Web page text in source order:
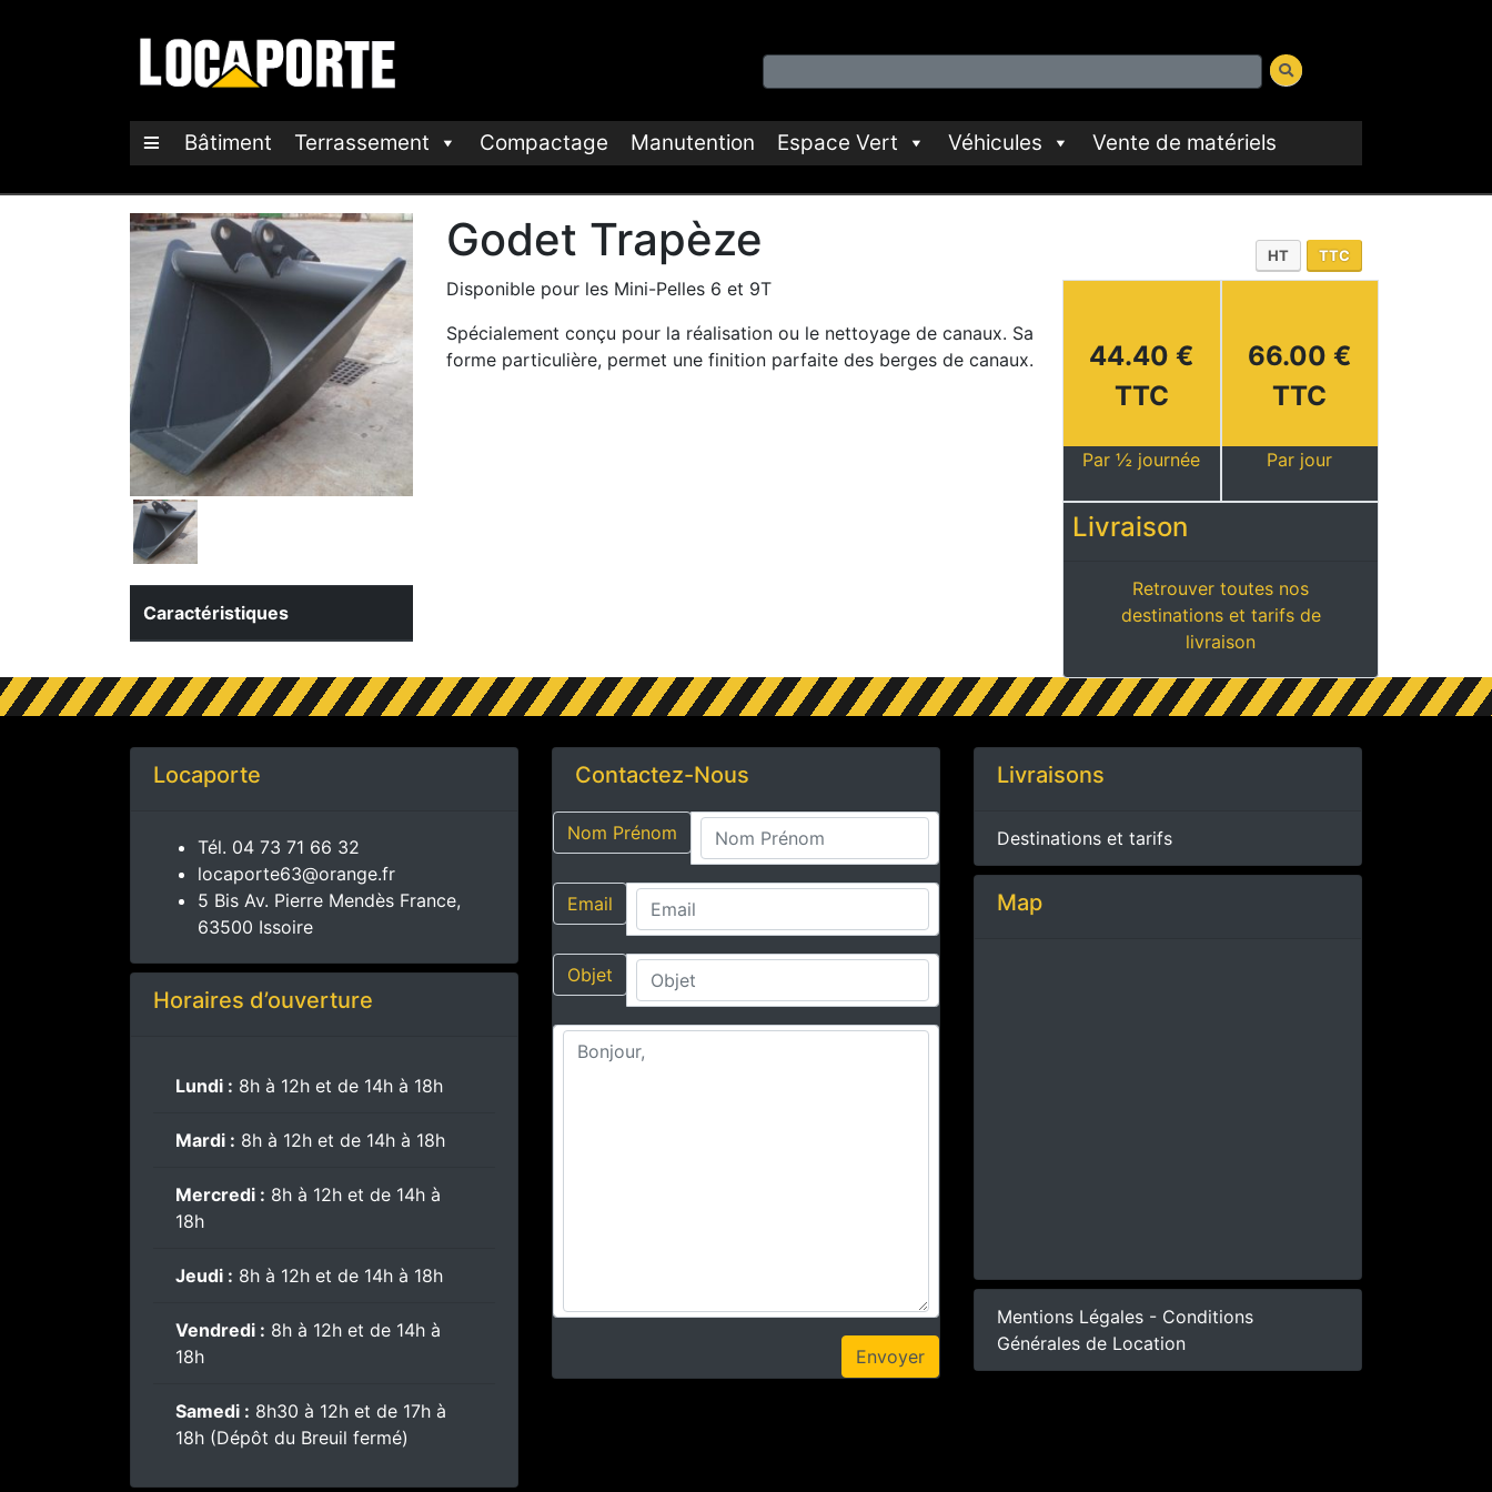
Bâtiment Terrassement Compactage Manutention Espace Vert Véhicules Vente de matériels
Caractéristiques
Godet Trapèze
Disponible pour les Mini-Pelles 6 et 9T
Spécialement conçu pour la réalisation ou le nettoyage de canaux. Sa
forme particulière, permet une finition parfaite des berges de canaux.
HT TTC
44.40 €
TTC
Par ½ journée
66.00 €
TTC
Par jour
Livraison
Retrouver toutes nos
destinations et tarifs de
livraison
Locaporte
Tél. 04 73 71 66 32
locaporte63@orange.fr
5 Bis Av. Pierre Mendès France,
63500 Issoire
Horaires d’ouverture
Lundi : 8h à 12h et de 14h à 18h
Mardi : 8h à 12h et de 14h à 18h
Mercredi : 8h à 12h et de 14h à
18h
Jeudi : 8h à 12h et de 14h à 18h
Vendredi : 8h à 12h et de 14h à
18h
Samedi : 8h30 à 12h et de 17h à
18h (Dépôt du Breuil fermé)
Contactez-Nous
Nom Prénom
Email
Objet
Livraisons
Destinations et tarifs
Map
Mentions Légales - Conditions
Générales de Location